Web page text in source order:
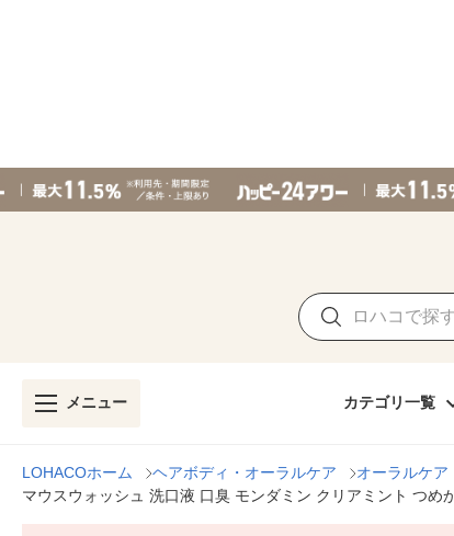
メニュー カテゴリ一覧
LOHACOホーム ヘアボディ・オーラルケア オーラルケア
マウスウォッシュ 洗口液 口臭 モンダミン クリアミント つ